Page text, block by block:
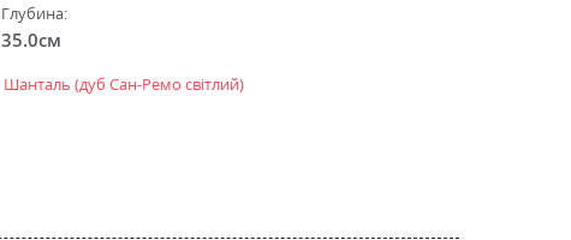
Глубина:
35.0см
Шанталь (дуб Сан-Ремо світлий)